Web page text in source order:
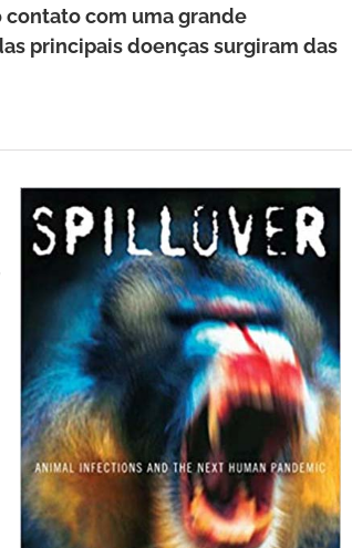
contato com uma grande
principais doenças surgiram das